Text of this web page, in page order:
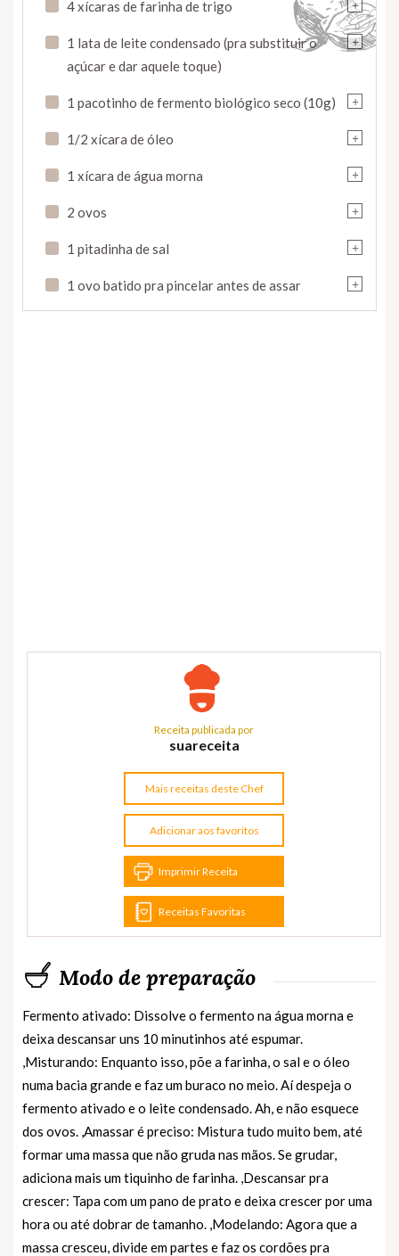
4 xícaras de farinha de trigo
+
1 lata de leite condensado (pra substituir o
açúcar e dar aquele toque)
+
1 pacotinho de fermento biológico seco (10g)
+
1/2 xícara de óleo
+
1 xícara de água morna
+
2 ovos
+
1 pitadinha de sal
+
1 ovo batido pra pincelar antes de assar
Receita publicada por
suareceita
Mais receitas deste Chef
Adicionar aos favoritos
Imprimir Receita
Receitas Favoritas
Modo de preparação
Fermento ativado: Dissolve o fermento na água morna e
deixa descansar uns 10 minutinhos até espumar.
,Misturando: Enquanto isso, põe a farinha, o sal e o óleo
numa bacia grande e faz um buraco no meio. Aí despeja o
fermento ativado e o leite condensado. Ah, e não esquece
dos ovos. ,Amassar é preciso: Mistura tudo muito bem, até
formar uma massa que não gruda nas mãos. Se grudar,
adiciona mais um tiquinho de farinha. ,Descansar pra
crescer: Tapa com um pano de prato e deixa crescer por uma
hora ou até dobrar de tamanho. ,Modelando: Agora que a
massa cresceu, divide em partes e faz os cordões pra